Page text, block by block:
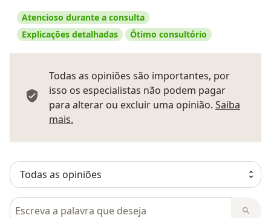
Atencioso durante a consulta
Explicações detalhadas
Ótimo consultório
Todas as opiniões são importantes, por
isso os especialistas não podem pagar
para alterar ou excluir uma opinião. Saiba
mais.
Pesquisar em opiniões